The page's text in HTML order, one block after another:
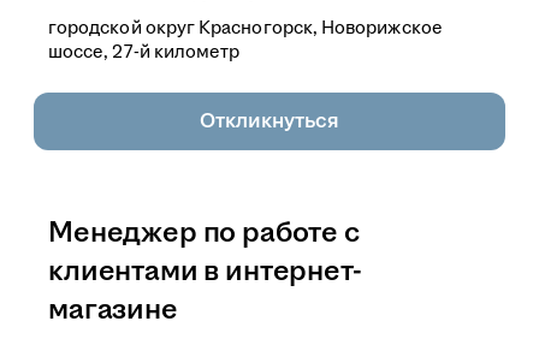
городской округ Красногорск, Новорижское
шоссе, 27-й километр
Откликнуться
Менеджер по работе с
клиентами в интернет-
магазине